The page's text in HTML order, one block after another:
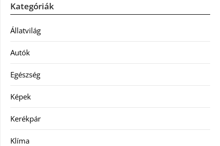
Kategóriák
Állatvilág
Autók
Egészség
Képek
Kerékpár
Klíma